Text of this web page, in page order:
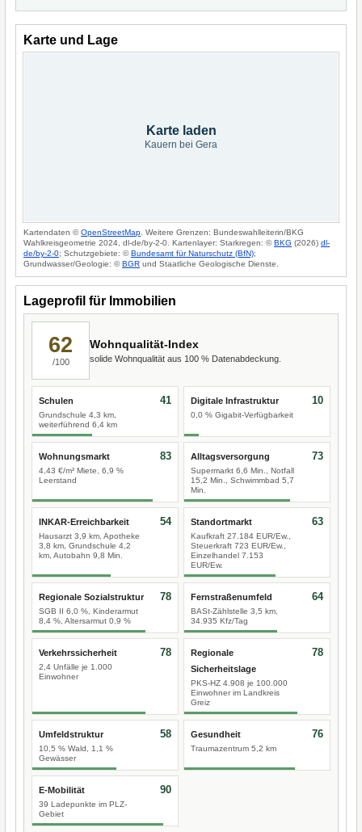
Karte und Lage
Karte laden
Kauern bei Gera
Kartendaten ©OpenStreetMap . Weitere Grenzen: Bundeswahlleiterin/BKG
Wahlkreisgeometrie 2024, dl-de/by-2-0. Kartenlayer: Starkregen: ©BKG (2026) dl-
de/by-2-0; Schutzgebiete: ©Bundesamt für Naturschutz (BfN);
Grundwasser/Geologie: ©BGR und Staatliche Geologische Dienste.
Lageprofil für Immobilien
62
/100
Wohnqualität-Index
solide Wohnqualität aus 100 % Datenabdeckung.
Schulen
Grundschule 4,3 km,
weiterführend 6,4 km
41 Digitale Infrastruktur
0,0 % Gigabit-Verfügbarkeit
10
Wohnungsmarkt
4,43 €/m² Miete, 6,9 %
Leerstand
83 Alltagsversorgung
Supermarkt 6,6 Min., Notfall
15,2 Min., Schwimmbad 5,7
Min.
73
INKAR-Erreichbarkeit
Hausarzt 3,9 km, Apotheke
3,8 km, Grundschule 4,2
km, Autobahn 9,8 Min.
54 Standortmarkt
Kaufkraft 27.184 EUR/Ew.,
Steuerkraft 723 EUR/Ew.,
Einzelhandel 7.153
EUR/Ew.
63
Regionale Sozialstruktur
SGB II 6,0 %, Kinderarmut
8,4 %, Altersarmut 0,9 %
78 Fernstraßenumfeld
BASt-Zählstelle 3,5 km,
34.935 Kfz/Tag
64
Verkehrssicherheit
2,4 Unfälle je 1.000
Einwohner
78
Regionale
Sicherheitslage
PKS-HZ 4.908 je 100.000
Einwohner im Landkreis
Greiz
78
Umfeldstruktur
10,5 % Wald, 1,1 %
Gewässer
58 Gesundheit
Traumazentrum 5,2 km
76
E-Mobilität
39 Ladepunkte im PLZ-
Gebiet
90